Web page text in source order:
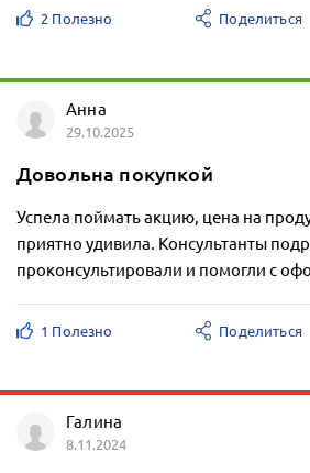
2 Полезно Поделиться
Анна
29.10.2025
Довольна покупкой
Успела поймать акцию, цена на
приятно удивила. Консультанты
проконсультировали и помогли с
1 Полезно Поделиться
Галина
8.11.2024